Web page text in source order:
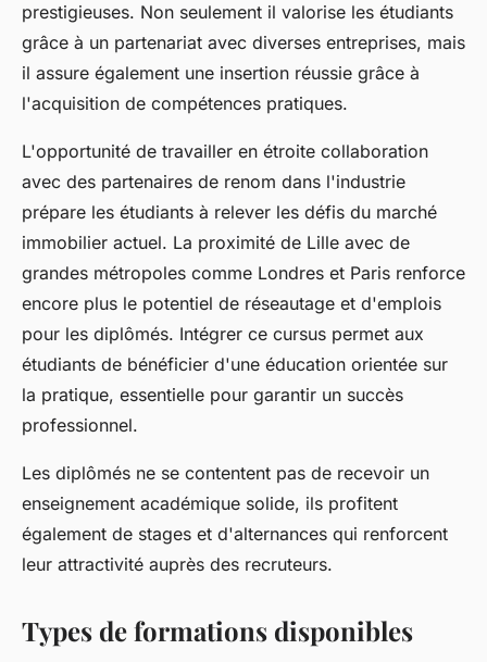
prestigieuses. Non seulement il valorise les étudiants
grâce à un partenariat avec diverses entreprises, mais
il assure également une insertion réussie grâce à
l'acquisition de compétences pratiques.
L'opportunité de travailler en étroite collaboration
avec des partenaires de renom dans l'industrie
prépare les étudiants à relever les défis du marché
immobilier actuel. La proximité de Lille avec de
grandes métropoles comme Londres et Paris renforce
encore plus le potentiel de réseautage et d'emplois
pour les diplômés. Intégrer ce cursus permet aux
étudiants de bénéficier d'une éducation orientée sur
la pratique, essentielle pour garantir un succès
professionnel.
Les diplômés ne se contentent pas de recevoir un
enseignement académique solide, ils profitent
également de stages et d'alternances qui renforcent
leur attractivité auprès des recruteurs.
Types de formations disponibles